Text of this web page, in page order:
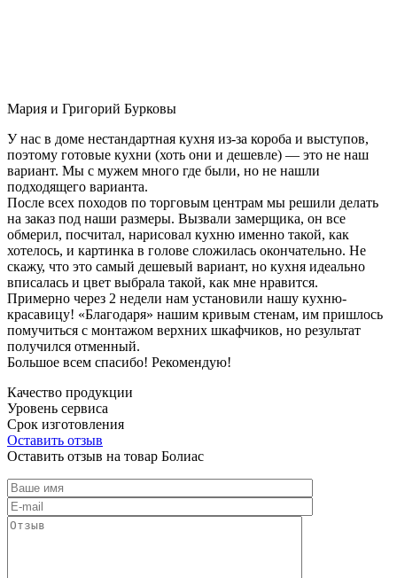
Мария и Григорий Бурковы
У нас в доме нестандартная кухня из-за короба и выступов,
поэтому готовые кухни (хоть они и дешевле) — это не наш
вариант. Мы с мужем много где были, но не нашли
подходящего варианта.
После всех походов по торговым центрам мы решили делать
на заказ под наши размеры. Вызвали замерщика, он все
обмерил, посчитал, нарисовал кухню именно такой, как
хотелось, и картинка в голове сложилась окончательно. Не
скажу, что это самый дешевый вариант, но кухня идеально
вписалась и цвет выбрала такой, как мне нравится.
Примерно через 2 недели нам установили нашу кухню-
красавицу! «Благодаря» нашим кривым стенам, им пришлось
помучиться с монтажом верхних шкафчиков, но результат
получился отменный.
Большое всем спасибо! Рекомендую!
Качество продукции
Уровень сервиса
Срок изготовления
Оставить отзыв
Оставить отзыв на товар Болиас